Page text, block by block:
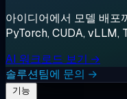
아이디어에서 모델 배포
PyTorch, CUDA, vLLM,
AI 워크로드 보기 →
솔루션팀에 문의 →